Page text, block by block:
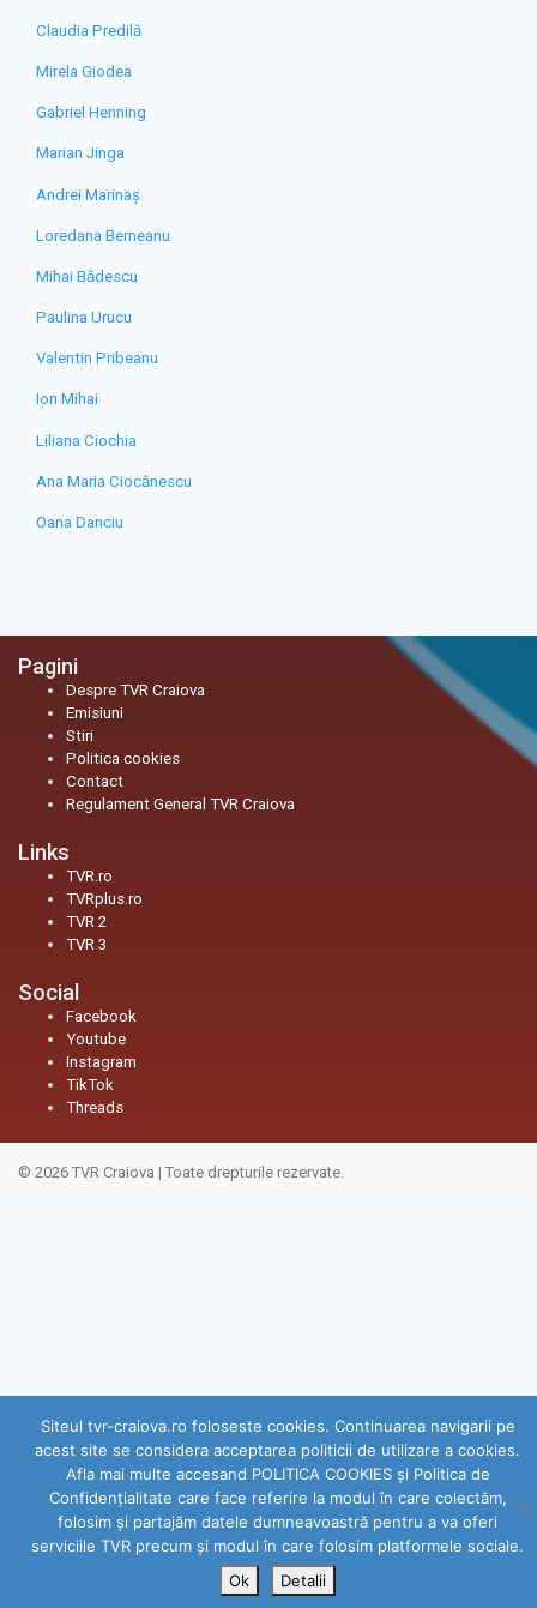
Claudia Predilă
Mirela Giodea
Gabriel Henning
Marian Jinga
Andrei Marinaș
Loredana Berneanu
Mihai Bădescu
Paulina Urucu
Valentin Pribeanu
Ion Mihai
Liliana Ciochia
Ana Maria Ciocănescu
Oana Danciu
Pagini
Despre TVR Craiova
Emisiuni
Stiri
Politica cookies
Contact
Regulament General TVR Craiova
Links
TVR.ro
TVRplus.ro
TVR 2
TVR 3
Social
Facebook
Youtube
Instagram
TikTok
Threads
© 2026 TVR Craiova | Toate drepturile rezervate.
Siteul tvr-craiova.ro foloseste cookies. Continuarea navigarii pe
acest site se considera acceptarea politicii de utilizare a cookies.
Afla mai multe accesand POLITICA COOKIES și Politica de
Confidenţialitate care face referire la modul în care colectăm,
folosim şi partajăm datele dumneavoastră pentru a va oferi
serviciile TVR precum şi modul în care folosim platformele sociale.
Ok
Detalii